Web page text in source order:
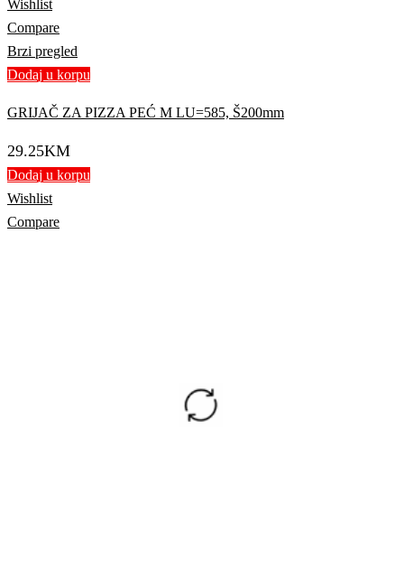
Wishlist
Compare
Brzi pregled
Dodaj u korpu
GRIJAČ ZA PIZZA PEĆ M LU=585, Š200mm
29.25KM
Dodaj u korpu
Wishlist
Compare